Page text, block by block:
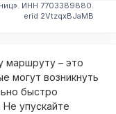
ИНН 7703389880.
erid 2VtzqxBJaMB
маршруту – это
могут возникнуть
быстро
упускайте